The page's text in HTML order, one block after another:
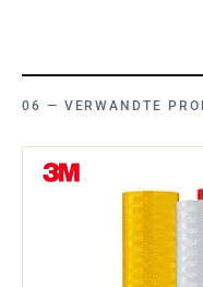
VERWANDTE